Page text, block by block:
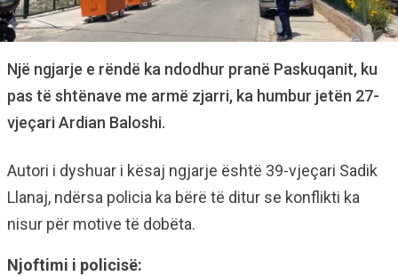
Një ngjarje e rëndë ka ndodhur pranë Paskuqanit, ku
pas të shtënave me armë zjarri, ka humbur jetën 27-
vjeçari Ardian Baloshi.
Autori i dyshuar i kësaj ngjarje është 39-vjeçari Sadik
Llanaj, ndërsa policia ka bërë të ditur se konflikti ka
nisur për motive të dobëta.
Njoftimi i policisë: